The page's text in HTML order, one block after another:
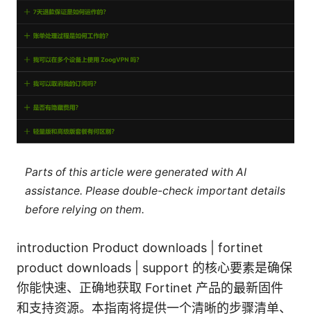
Parts of this article were generated with AI
assistance. Please double-check important details
before relying on them.
introduction Product downloads | fortinet
product downloads | support 的核心要素是确保
你能快速、正确地获取 Fortinet 产品的最新固件
和支持资源。本指南将提供一个清晰的步骤清单、